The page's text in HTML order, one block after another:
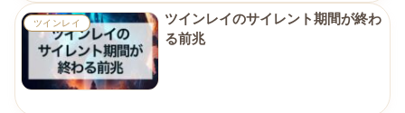
ツインレイ
ツインレイのサイレント期間が終わ
る前兆